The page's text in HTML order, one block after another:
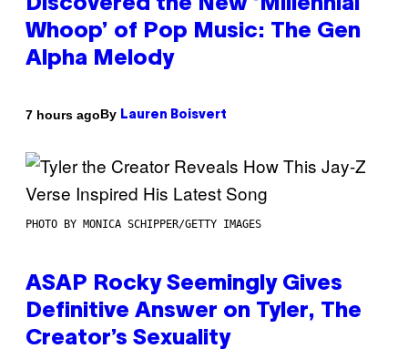
Discovered the New ‘Millennial
Whoop’ of Pop Music: The Gen
Alpha Melody
7 hours agoBy Lauren Boisvert
PHOTO BY MONICA SCHIPPER/GETTY IMAGES
ASAP Rocky Seemingly Gives
Definitive Answer on Tyler, The
Creator’s Sexuality